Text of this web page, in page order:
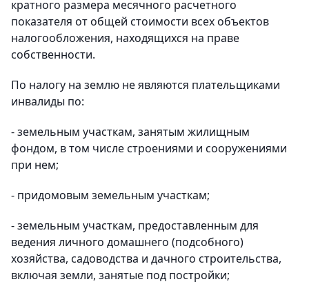
кратного размера месячного расчетного
показателя от общей стоимости всех объектов
налогообложения, находящихся на праве
собственности.
По налогу на землю не являются плательщиками
инвалиды по:
- земельным участкам, занятым жилищным
фондом, в том числе строениями и сооружениями
при нем;
- придомовым земельным участкам;
- земельным участкам, предоставленным для
ведения личного домашнего (подсобного)
хозяйства, садоводства и дачного строительства,
включая земли, занятые под постройки;